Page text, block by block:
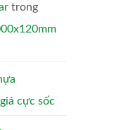
trong
cực sốc